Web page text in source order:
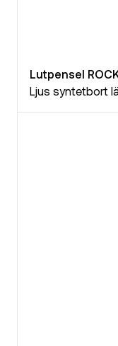
Lutpensel
Ljus syntetbort